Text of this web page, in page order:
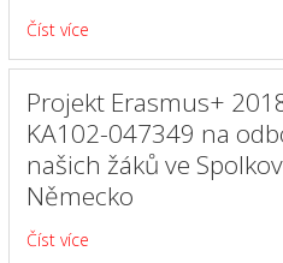
Číst více
Projekt Erasmus+
KA102-047349 na
našich žáků ve
Německo
Číst více